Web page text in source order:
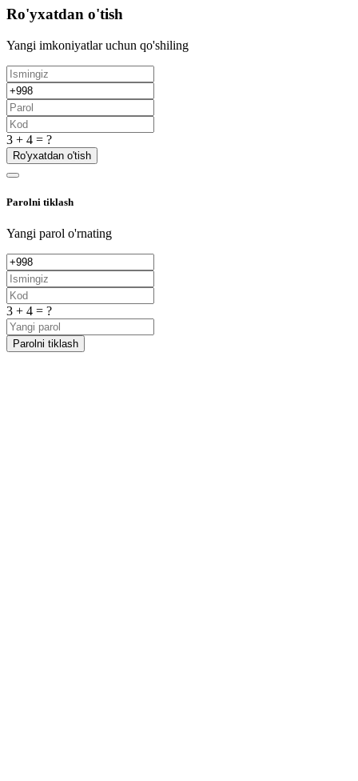
Ro'yxatdan o'tish
Yangi imkoniyatlar uchun qo'shiling
3 + 4 = ?
Ro'yxatdan o'tish
Parolni tiklash
Yangi parol o'rnating
3 + 4 = ?
Parolni tiklash